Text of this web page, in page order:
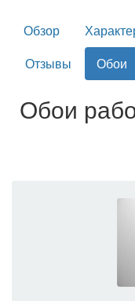
Обзор
Отзывы
Обои
Обои